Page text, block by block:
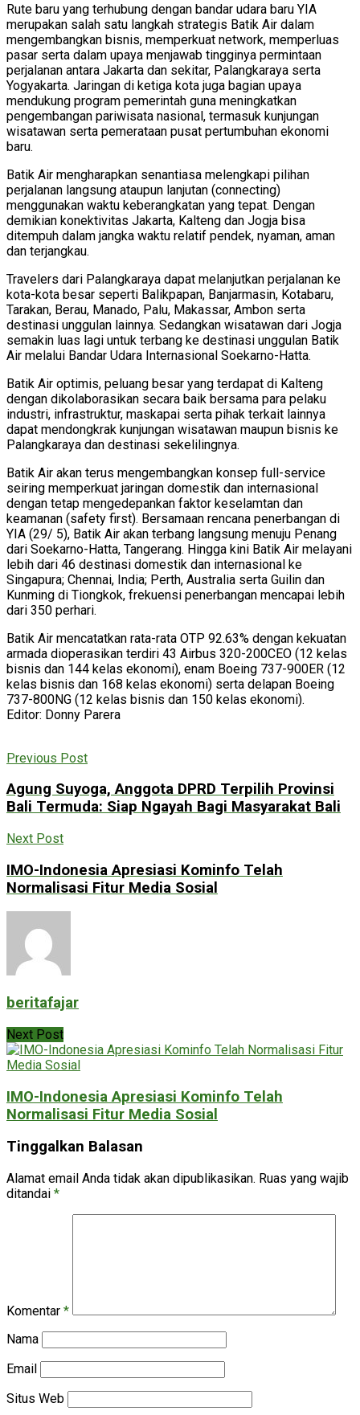
Rute baru yang terhubung dengan bandar udara baru YIA
merupakan salah satu langkah strategis Batik Air dalam
mengembangkan bisnis, memperkuat network, memperluas
pasar serta dalam upaya menjawab tingginya permintaan
perjalanan antara Jakarta dan sekitar, Palangkaraya serta
Yogyakarta. Jaringan di ketiga kota juga bagian upaya
mendukung program pemerintah guna meningkatkan
pengembangan pariwisata nasional, termasuk kunjungan
wisatawan serta pemerataan pusat pertumbuhan ekonomi
baru.
Batik Air mengharapkan senantiasa melengkapi pilihan
perjalanan langsung ataupun lanjutan (connecting)
menggunakan waktu keberangkatan yang tepat. Dengan
demikian konektivitas Jakarta, Kalteng dan Jogja bisa
ditempuh dalam jangka waktu relatif pendek, nyaman, aman
dan terjangkau.
Travelers dari Palangkaraya dapat melanjutkan perjalanan ke
kota-kota besar seperti Balikpapan, Banjarmasin, Kotabaru,
Tarakan, Berau, Manado, Palu, Makassar, Ambon serta
destinasi unggulan lainnya. Sedangkan wisatawan dari Jogja
semakin luas lagi untuk terbang ke destinasi unggulan Batik
Air melalui Bandar Udara Internasional Soekarno-Hatta.
Batik Air optimis, peluang besar yang terdapat di Kalteng
dengan dikolaborasikan secara baik bersama para pelaku
industri, infrastruktur, maskapai serta pihak terkait lainnya
dapat mendongkrak kunjungan wisatawan maupun bisnis ke
Palangkaraya dan destinasi sekelilingnya.
Batik Air akan terus mengembangkan konsep full-service
seiring memperkuat jaringan domestik dan internasional
dengan tetap mengedepankan faktor keselamtan dan
keamanan (safety first). Bersamaan rencana penerbangan di
YIA (29/ 5), Batik Air akan terbang langsung menuju Penang
dari Soekarno-Hatta, Tangerang. Hingga kini Batik Air melayani
lebih dari 46 destinasi domestik dan internasional ke
Singapura; Chennai, India; Perth, Australia serta Guilin dan
Kunming di Tiongkok, frekuensi penerbangan mencapai lebih
dari 350 perhari.
Batik Air mencatatkan rata-rata OTP 92.63% dengan kekuatan
armada dioperasikan terdiri 43 Airbus 320-200CEO (12 kelas
bisnis dan 144 kelas ekonomi), enam Boeing 737-900ER (12
kelas bisnis dan 168 kelas ekonomi) serta delapan Boeing
737-800NG (12 kelas bisnis dan 150 kelas ekonomi).
Editor: Donny Parera
Previous Post
Agung Suyoga, Anggota DPRD Terpilih Provinsi
Bali Termuda: Siap Ngayah Bagi Masyarakat Bali
Next Post
IMO-Indonesia Apresiasi Kominfo Telah
Normalisasi Fitur Media Sosial
beritafajar
Next Post
IMO-Indonesia Apresiasi Kominfo Telah
Normalisasi Fitur Media Sosial
Tinggalkan Balasan
Alamat email Anda tidak akan dipublikasikan. Ruas yang wajib
ditandai *
Komentar *
Nama
Email
Situs Web